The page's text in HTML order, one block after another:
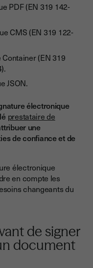
PDF (EN 319 142-
CMS (EN 319 122-
(EN 319
JSON.
électronique
prestataire de
une
de confiance et de
électronique
en compte les
changeants du
de signer
document